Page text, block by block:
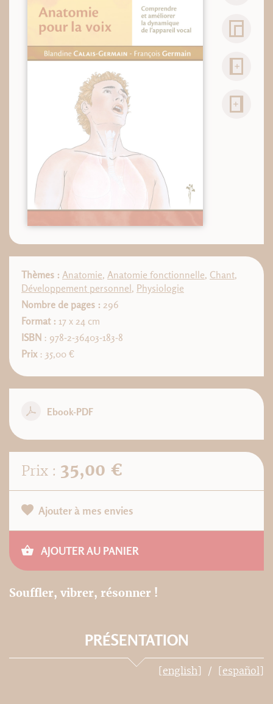
Thèmes : Anatomie, Anatomie fonctionnelle, Chant,
Développement personnel, Physiologie
Nombre de pages : 296
Format : 17 x 24 cm
ISBN : 978-2-36403-183-8
Prix: 35,00 €
Ebook-PDF
Prix : 35,00 €
Ajouter à mes envies
AJOUTER AU PANIER
Souffler, vibrer, résonner !
PRÉSENTATION
[english] [español]